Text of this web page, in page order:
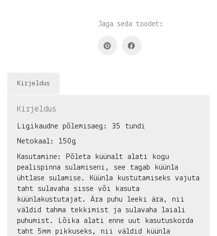
Jaga seda toodet:
Kirjeldus
Kirjeldus
Ligikaudne põlemisaeg: 35 tundi
Netokaal: 150g
Kasutamine:
Põleta küünalt alati kogu
pealispinna sulamiseni, see tagab küünla
ühtlase sulamise. Küünla kustutamiseks vajuta
taht sulavaha sisse või kasuta
küünlakustutajat. Ära puhu leeki ära, nii
väldid tahma tekkimist ja sulavaha laiali
puhumist. Lõika alati enne uut kasutuskorda
taht 5mm pikkuseks, nii väldid küünla